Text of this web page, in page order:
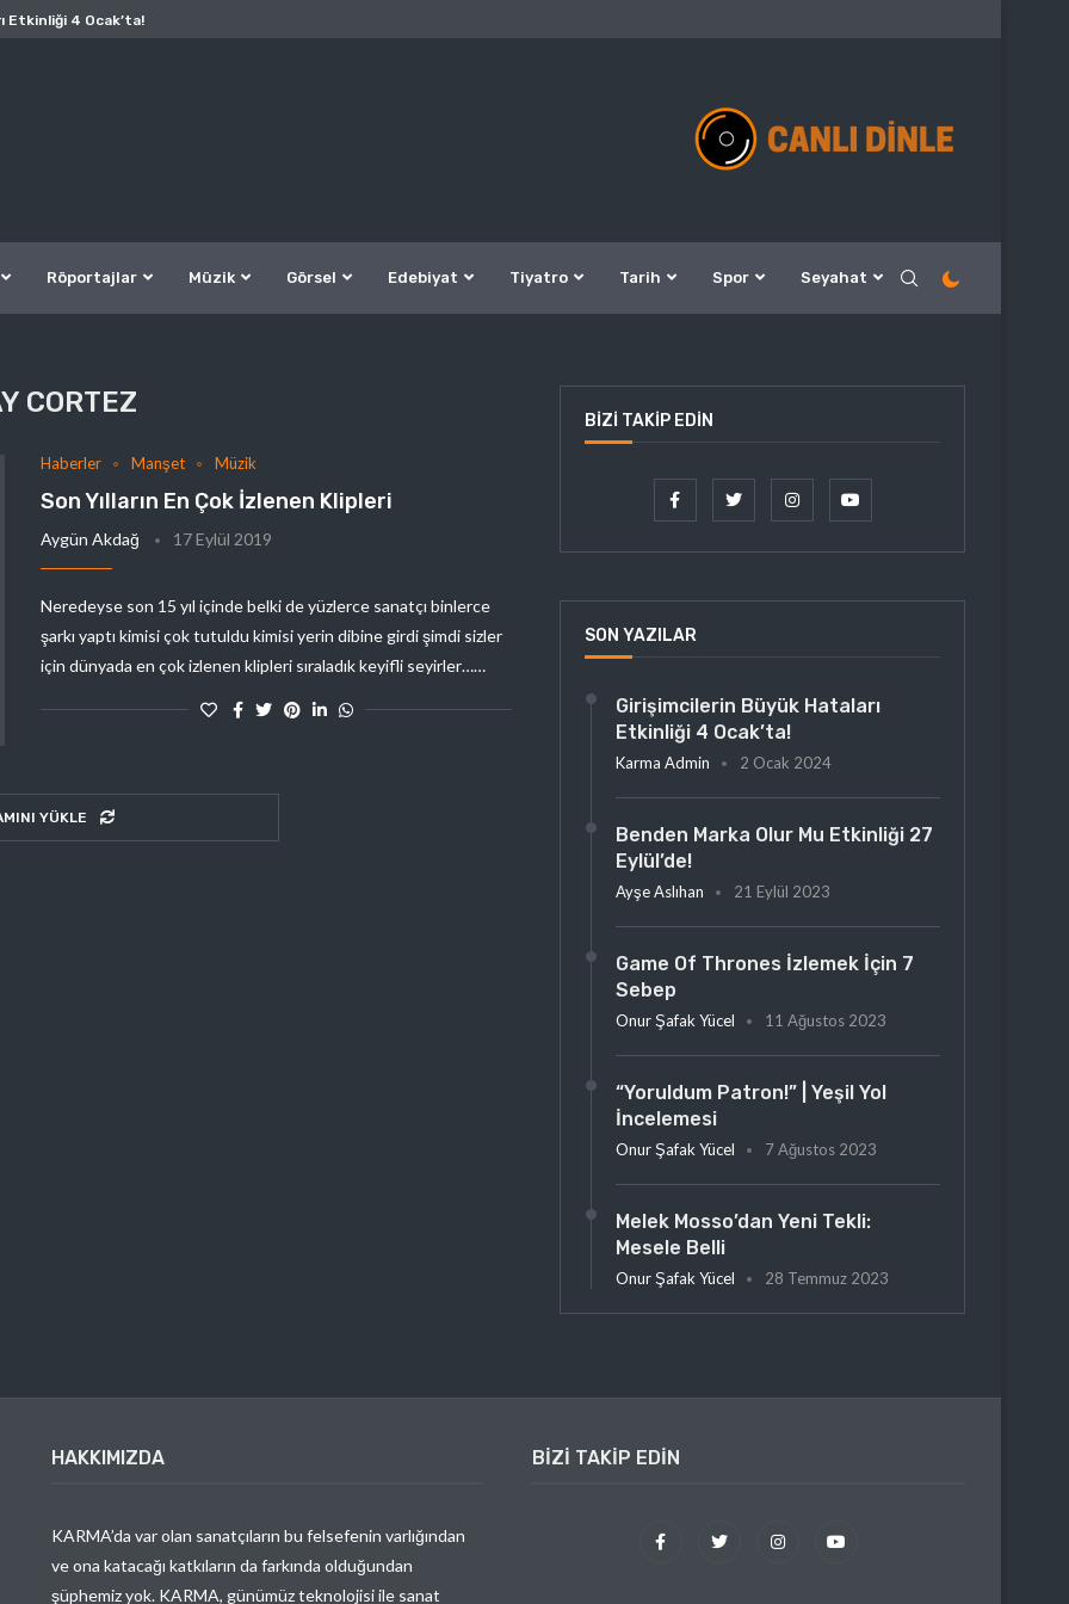
Etkinliği 4 Ocak’ta!
Röportajlar Müzik Görsel Edebiyat Tiyatro Tarih Spor Seyahat
CORTEZ
Haberler Manşet Müzik
Son Yılların En Çok İzlenen Klipleri
Aygün Akdağ 17 Eylül 2019
Neredeyse son 15 yıl içinde belki de yüzlerce sanatçı binlerce
şarkı yaptı kimisi çok tutuldu kimisi yerin dibine girdi şimdi sizler
için dünyada en çok izlenen klipleri sıraladık keyifli seyirler……
YÜKLE
BIZI TAKIP EDIN
SON YAZILAR
Girişimcilerin Büyük Hataları
Etkinliği 4 Ocak’ta!
Karma Admin 2 Ocak 2024
Benden Marka Olur Mu Etkinliği 27
Eylül’de!
Ayşe Aslıhan 21 Eylül 2023
Game Of Thrones İzlemek İçin 7
Sebep
Onur Şafak Yücel 11 Ağustos 2023
“Yoruldum Patron!” | Yeşil Yol
İncelemesi
Onur Şafak Yücel 7 Ağustos 2023
Melek Mosso’dan Yeni Tekli:
Mesele Belli
Onur Şafak Yücel 28 Temmuz 2023
HAKKIMIZDA
KARMA’da var olan sanatçıların bu felsefenin varlığından
ve ona katacağı katkıların da farkında olduğundan
şüphemiz yok. KARMA, günümüz teknolojisi ile sanat
BIZI TAKIP EDIN